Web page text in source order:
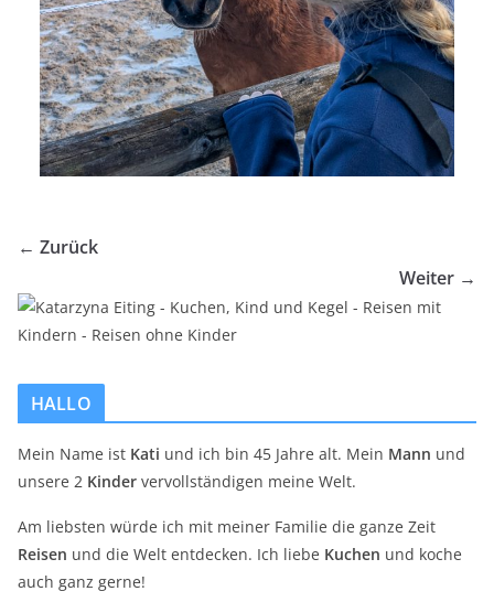
← Zurück
Weiter →
HALLO
Mein Name ist Kati und ich bin 45 Jahre alt. Mein Mann und
unsere 2 Kinder vervollständigen meine Welt.
Am liebsten würde ich mit meiner Familie die ganze Zeit
Reisen und die Welt entdecken. Ich liebe Kuchen und koche
auch ganz gerne!